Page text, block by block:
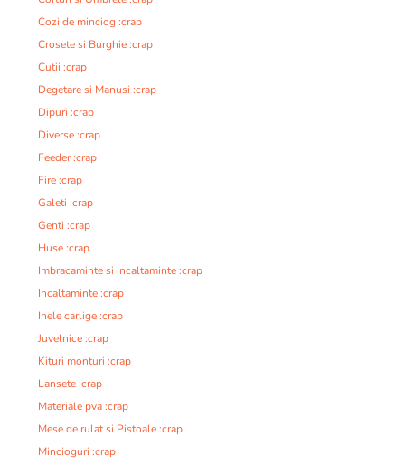
Cozi de minciog :crap
Crosete si Burghie :crap
Cutii :crap
Degetare si Manusi :crap
Dipuri :crap
Diverse :crap
Feeder :crap
Fire :crap
Galeti :crap
Genti :crap
Huse :crap
Imbracaminte si Incaltaminte :crap
Incaltaminte :crap
Inele carlige :crap
Juvelnice :crap
Kituri monturi :crap
Lansete :crap
Materiale pva :crap
Mese de rulat si Pistoale :crap
Mincioguri :crap